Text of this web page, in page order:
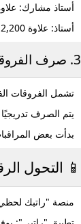
أستاذ مشارك: علاوة 2,200
أستاذ: علاوة 2,200 د.ل.
3. صرف الفروقات المالية
تشمل الفروقات
يتم الصرف
بدأت بعض
📱 التحول
منصة "راتبك